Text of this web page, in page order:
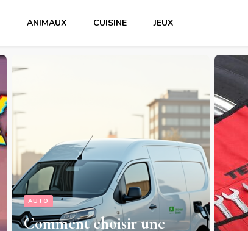
ANIMAUX CUISINE JEUX
AUTO
Comment choisir une